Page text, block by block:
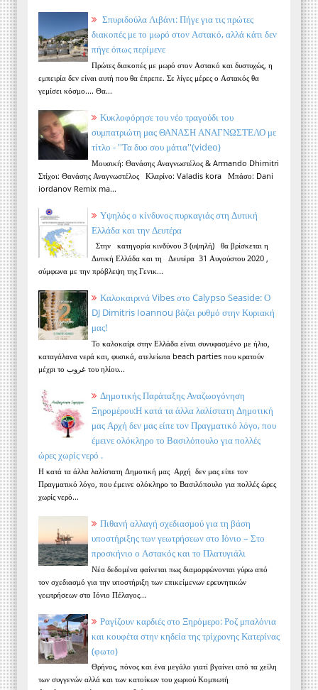
Σπυριδούλα Λιβάνι: Πήγε για τις πρώτες
διακοπές με το μωρό στον Αστακό, αλλά κάτι δεν
πήγε όπως περίμενε
Πρώτες διακοπές με μωρό στον Αστακό και δυστυχώς, η
εμπειρία δεν είναι αυτή που θα έπρεπε. Σε λίγες μέρες ο Αστακός θα
γεμίσει κόσμο.... Θα...
Κυκλοφόρησε του νέο τραγούδι του
συμπατριώτη μας ΘΑΝΑΣΗ ΑΝΑΓΝΩΣΤΕΛΟ με
τίτλο - ''Τα δυο σου μάτια''(video)
Μουσική: Θανάσης Αναγνωστέλος & Armando Dhimitri
Στίχοι: Θανάσης Αναγνωστέλος Κλαρίνο: Valadis kora Μπάσο: Dani
iordanov Remix ma...
Υψηλός ο κίνδυνος πυρκαγιάς στη Δυτική
Ελλάδα και την Δευτέρα
Στην κατηγορία κινδύνου 3 (υψηλή) θα βρίσκεται η
Δυτική Ελλάδα και τη Δευτέρα 31 Αυγούστου 2020 ,
σύμφωνα με την πρόβλεψη της Γενικ...
Καλοκαιρινά Vibes στο Calypso Seaside: Ο
DJ Dimitris Ioannou βάζει ρυθμό στην Κυριακή
μας!
Το καλοκαίρι στην Ελλάδα είναι συνυφασμένο με ήλιο,
καταγάλανα νερά και, φυσικά, ατελείωτα beach parties που κρατούν
μέχρι το غروب του ηλίου...
Δημοτικής Παράταξης Αναζωογόνηση
Ξηρομέρου:Η κατά τα άλλα λαλίστατη Δημοτική
μας Αρχή δεν μας είπε τον Πραγματικό λόγο, που
έμεινε ολόκληρο το Βασιλόπουλο για πολλές
ώρες χωρίς νερό .
Η κατά τα άλλα λαλίστατη Δημοτική μας Αρχή δεν μας είπε τον
Πραγματικό λόγο, που έμεινε ολόκληρο το Βασιλόπουλο για πολλές ώρες
χωρίς νερό...
Πιθανή αλλαγή σχεδιασμού για τη βάση
υποστήριξης των γεωτρήσεων στο Ιόνιο – Στο
προσκήνιο ο Αστακός και το Πλατυγιάλι
Νέα δεδομένα φαίνεται πως διαμορφώνονται γύρω από
τον σχεδιασμό για την υποστήριξη των επικείμενων ερευνητικών
γεωτρήσεων στο Ιόνιο Πέλαγος...
Ραγίζουν καρδιές στο Ξηρόμερο: Ροζ μπαλόνια
και κουφέτα στην κηδεία της τρίχρονης Κατερίνας
(φωτο)
Θρήνος, πόνος και ένα μεγάλο γιατί βγαίνει από τα χείλη
των συγγενών αλλά και των κατοίκων του χωριού Κομπωτή